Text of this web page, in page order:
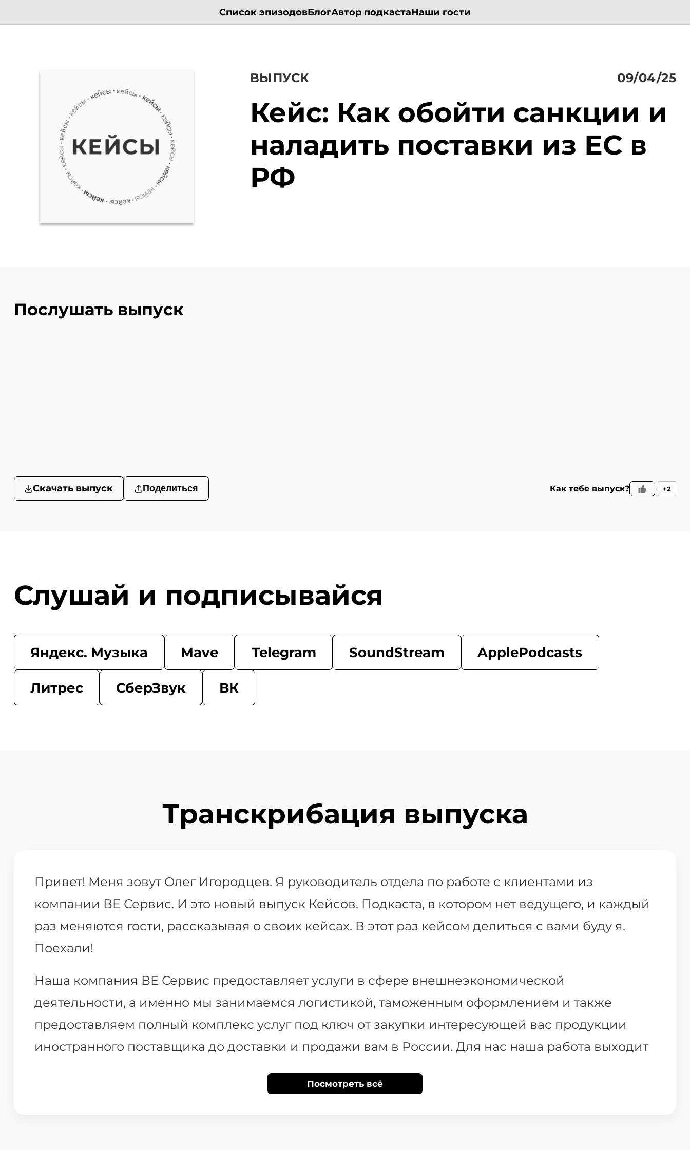
Список эпизодовБлогАвтор подкастаНаши гости
КЕЙСЫ
ВЫПУСК 09/04/25
Кейс: Как обойти санкции и
наладить поставки из ЕС в
РФ
Послушать выпуск
Скачать выпуск Поделиться Как тебе выпуск? +2
Слушай и подписывайся
Яндекс. Музыка Mave Telegram SoundStream ApplePodcasts
Литрес СберЗвук ВК
Транскрибация выпуска
Привет! Меня зовут Олег Игородцев. Я руководитель отдела по работе с клиентами из
компании ВЕ Сервис. И это новый выпуск Кейсов. Подкаста, в котором нет ведущего, и каждый
раз меняются гости, рассказывая о своих кейсах. В этот раз кейсом делиться с вами буду я.
Поехали!
Наша компания ВЕ Сервис предоставляет услуги в сфере внешнеэкономической
деятельности, а именно мы занимаемся логистикой, таможенным оформлением и также
предоставляем полный комплекс услуг под ключ от закупки интересующей вас продукции
иностранного поставщика до доставки и продажи вам в России. Для нас наша работа выходит
процессы, ускорить развитие их бизнеса. Будь вы небольшой компанией, которая только
Посмотреть всё